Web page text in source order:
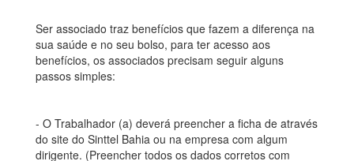
Ser associado traz benefícios que fazem a diferença na
sua saúde e no seu bolso, para ter acesso aos
benefícios, os associados precisam seguir alguns
passos simples:
- O Trabalhador (a) deverá preencher a ficha de através
do site do Sinttel Bahia ou na empresa com algum
dirigente. (Preencher todos os dados corretos com